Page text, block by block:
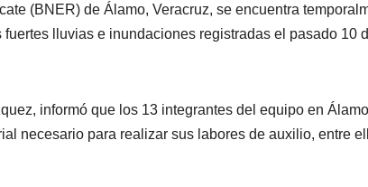
(BNER) de Álamo, Veracruz, se encuentra
lluvias e inundaciones registradas el pasado 10
informó que los 13 integrantes del equipo en Álamo
necesario para realizar sus labores de auxilio, entre